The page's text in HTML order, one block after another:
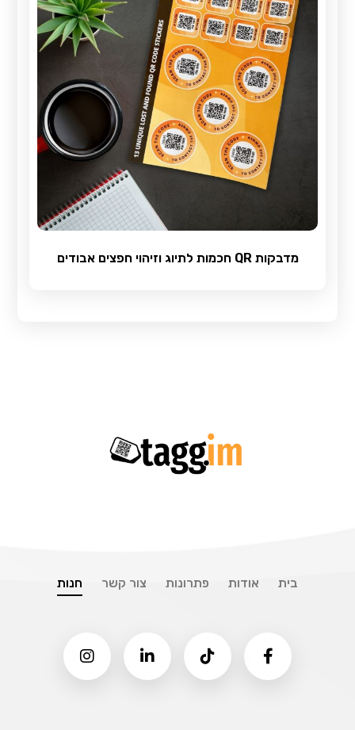
מדבקות QR חכמות לתיוג וזיהוי חפצים אבודים
בית אודות פתרונות צור קשר חנות